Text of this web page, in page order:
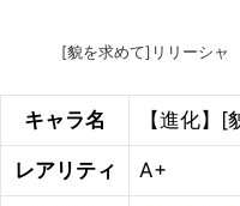
[貌を求めて]リリーシャ
キャラ名 【進化】
レアリティ A+